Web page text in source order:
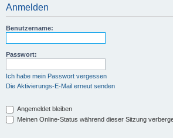
Anmelden
Benutzername:
Passwort:
Ich habe mein Passwort vergessen
Die Aktivierungs-E-Mail erneut senden
Angemeldet bleiben
Meinen Online-Status während dieser Sitzung